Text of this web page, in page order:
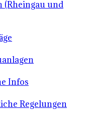
(Rheingau und
Infos
Regelungen